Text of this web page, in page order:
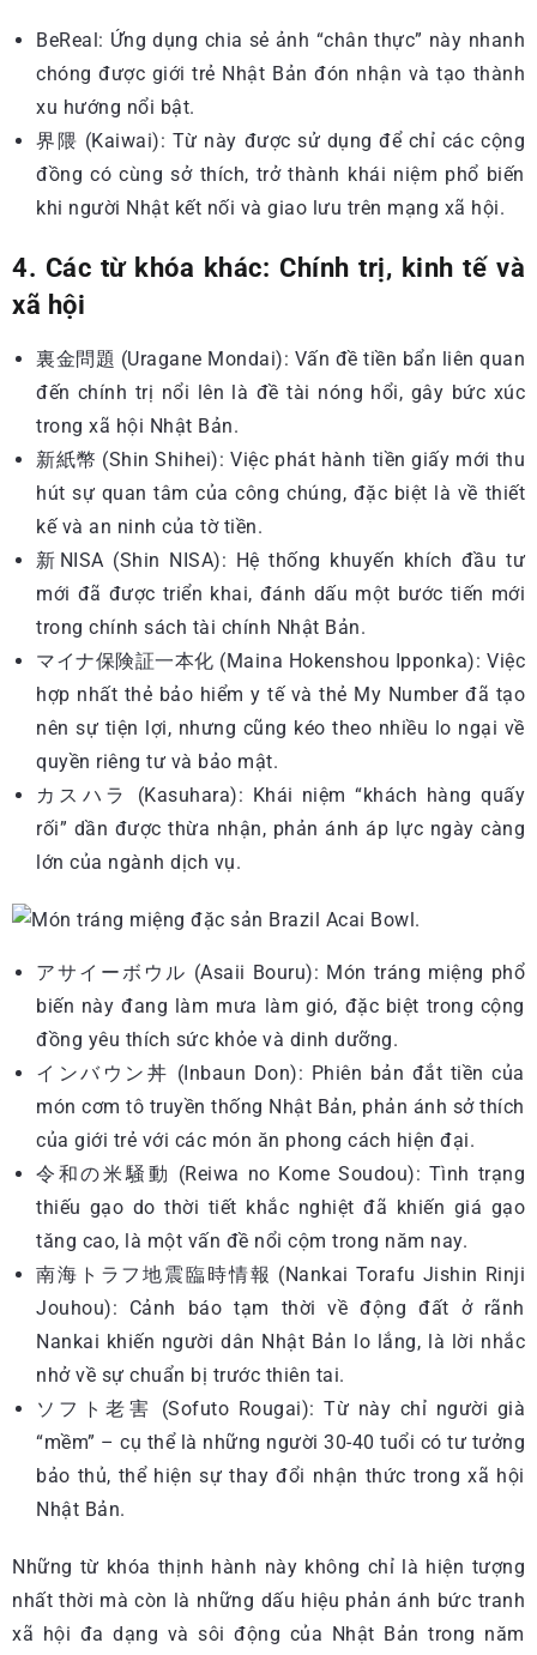
BeReal: Ứng dụng chia sẻ ảnh “chân thực” này nhanh
chóng được giới trẻ Nhật Bản đón nhận và tạo thành
xu hướng nổi bật.
界隈 (Kaiwai): Từ này được sử dụng để chỉ các cộng
đồng có cùng sở thích, trở thành khái niệm phổ biến
khi người Nhật kết nối và giao lưu trên mạng xã hội.
4. Các từ khóa khác: Chính trị, kinh tế và
xã hội
裏金問題 (Uragane Mondai): Vấn đề tiền bẩn liên quan
đến chính trị nổi lên là đề tài nóng hổi, gây bức xúc
trong xã hội Nhật Bản.
新紙幣 (Shin Shihei): Việc phát hành tiền giấy mới thu
hút sự quan tâm của công chúng, đặc biệt là về thiết
kế và an ninh của tờ tiền.
新NISA (Shin NISA): Hệ thống khuyến khích đầu tư
mới đã được triển khai, đánh dấu một bước tiến mới
trong chính sách tài chính Nhật Bản.
マイナ保険証一本化 (Maina Hokenshou Ipponka): Việc
hợp nhất thẻ bảo hiểm y tế và thẻ My Number đã tạo
nên sự tiện lợi, nhưng cũng kéo theo nhiều lo ngại về
quyền riêng tư và bảo mật.
カスハラ (Kasuhara): Khái niệm “khách hàng quấy
rối” dần được thừa nhận, phản ánh áp lực ngày càng
lớn của ngành dịch vụ.
アサイーボウル (Asaii Bouru): Món tráng miệng phổ
biến này đang làm mưa làm gió, đặc biệt trong cộng
đồng yêu thích sức khỏe và dinh dưỡng.
インバウン丼 (Inbaun Don): Phiên bản đắt tiền của
món cơm tô truyền thống Nhật Bản, phản ánh sở thích
của giới trẻ với các món ăn phong cách hiện đại.
令和の米騒動 (Reiwa no Kome Soudou): Tình trạng
thiếu gạo do thời tiết khắc nghiệt đã khiến giá gạo
tăng cao, là một vấn đề nổi cộm trong năm nay.
南海トラフ地震臨時情報 (Nankai Torafu Jishin Rinji
Jouhou): Cảnh báo tạm thời về động đất ở rãnh
Nankai khiến người dân Nhật Bản lo lắng, là lời nhắc
nhở về sự chuẩn bị trước thiên tai.
ソフト老害 (Sofuto Rougai): Từ này chỉ người già
“mềm” – cụ thể là những người 30-40 tuổi có tư tưởng
bảo thủ, thể hiện sự thay đổi nhận thức trong xã hội
Nhật Bản.
Những từ khóa thịnh hành này không chỉ là hiện tượng
nhất thời mà còn là những dấu hiệu phản ánh bức tranh
xã hội đa dạng và sôi động của Nhật Bản trong năm